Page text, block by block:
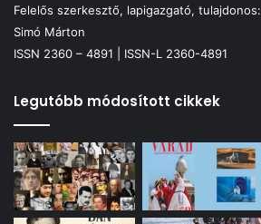
Felelős szerkesztő, lapigazgató, tulajdonos:
Simó Márton
ISSN 2360 – 4891 | ISSN-L 2360-4891
Legutóbb módosított cikkek